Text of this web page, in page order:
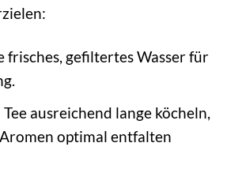
frisches, gefiltertes Wasser für
Tee ausreichend lange köcheln,
optimal entfalten